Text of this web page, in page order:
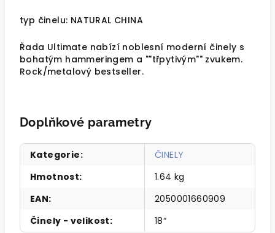
typ činelu: NATURAL CHINA
Řada Ultimate nabízí noblesní moderní činely s
bohatým hammeringem a ""třpytivým"" zvukem.
Rock/metalový bestseller.
Doplňkové parametry
Kategorie:
ČINELY
Hmotnost:
1.64 kg
EAN:
2050001660909
Činely - velikost: 18“